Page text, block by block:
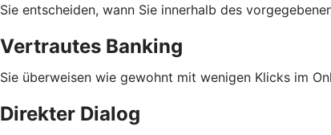
Sie entscheiden, wann Sie innerhalb des
Vertrautes Banking
Sie überweisen wie gewohnt mit wenigen Klicks im
Direkter Dialog